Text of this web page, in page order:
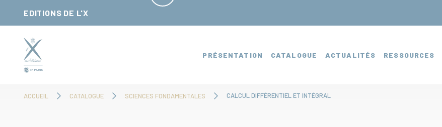
EDITIONS DE L'X
PRÉSENTATION CATALOGUE ACTUALITÉS RESSOURCES
ACCUEIL CATALOGUE SCIENCES FONDAMENTALES CALCUL DIFFÉRENTIEL ET INTÉGRAL